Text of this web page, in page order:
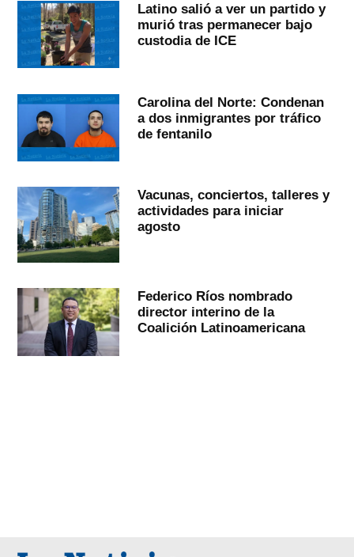
Latino salió a ver un partido y
murió tras permanecer bajo
custodia de ICE
Carolina del Norte: Condenan
a dos inmigrantes por tráfico
de fentanilo
Vacunas, conciertos, talleres y
actividades para iniciar
agosto
Federico Ríos nombrado
director interino de la
Coalición Latinoamericana